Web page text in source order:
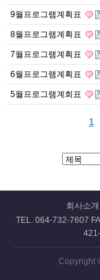
9월프로그램계획표
8월프로그램계획표
7월프로그램계획표
6월프로그램계획표
5월프로그램계회표
1
회사소개
TEL. 064-732-7607
Copyright